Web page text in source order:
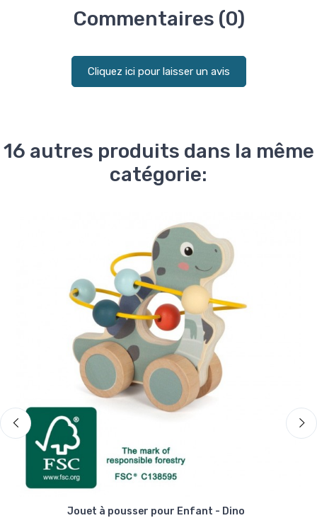
Commentaires (0)
Cliquez ici pour laisser un avis
16 autres produits dans la même
catégorie:
Jouet à pousser pour Enfant - Dino